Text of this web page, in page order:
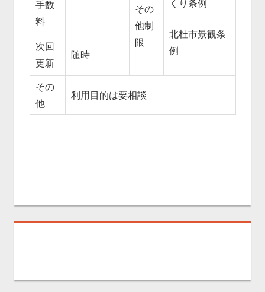
手数
料
その
他制
限
くり条例
北杜市景観条
例
次回
更新
随時
その
他
利用目的は要相談